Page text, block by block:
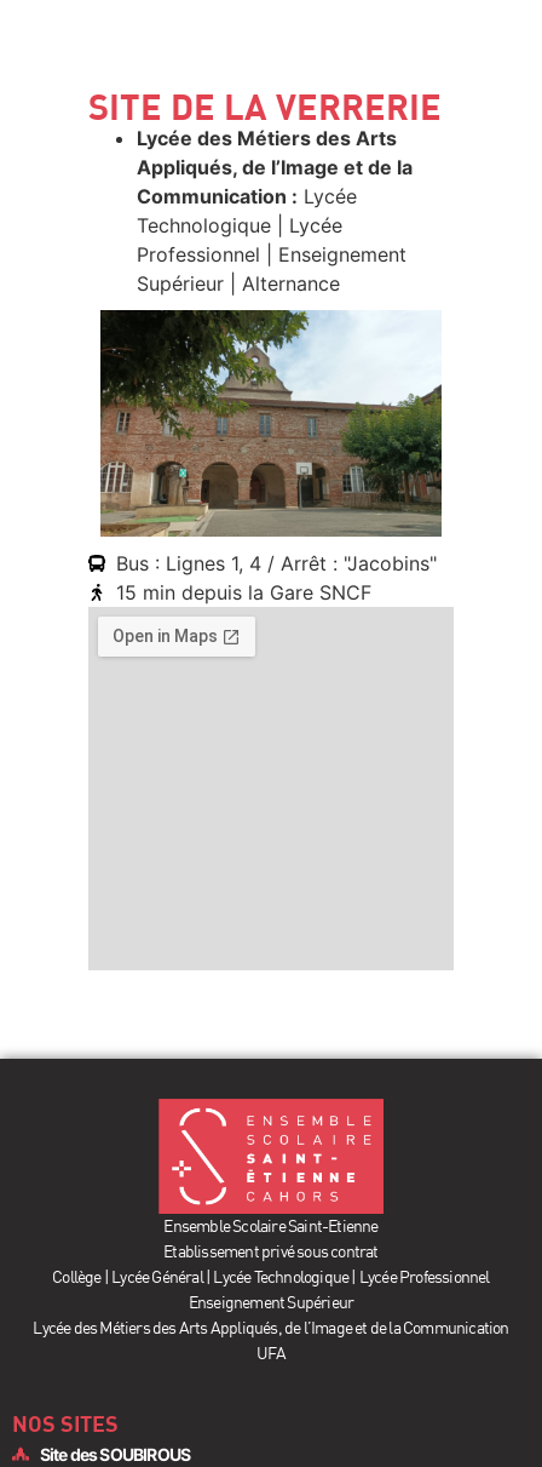
SITE DE LA VERRERIE
Lycée des Métiers des Arts
Appliqués, de l’Image et de la
Communication : Lycée
Technologique | Lycée
Professionnel | Enseignement
Supérieur | Alternance
Bus : Lignes 1, 4 / Arrêt : "Jacobins"
15 min depuis la Gare SNCF
Ensemble Scolaire Saint-Etienne
Etablissement privé sous contrat
Collège | Lycée Général | Lycée Technologique | Lycée Professionnel
Enseignement Supérieur
Lycée des Métiers des Arts Appliqués, de l’Image et de la Communication
UFA
NOS SITES
Site des SOUBIROUS